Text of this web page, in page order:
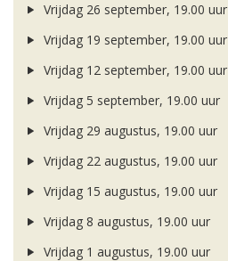
Vrijdag 26 september, 19.00 uur
Vrijdag 19 september, 19.00 uur
Vrijdag 12 september, 19.00 uur
Vrijdag 5 september, 19.00 uur
Vrijdag 29 augustus, 19.00 uur
Vrijdag 22 augustus, 19.00 uur
Vrijdag 15 augustus, 19.00 uur
Vrijdag 8 augustus, 19.00 uur
Vrijdag 1 augustus, 19.00 uur